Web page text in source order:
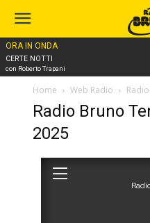
ORA IN ONDA
CERTE NOTTI
con Roberto Trapani
Home Web Radio
Radio Bruno
2025